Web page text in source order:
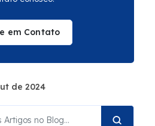
em Contato
de 2024